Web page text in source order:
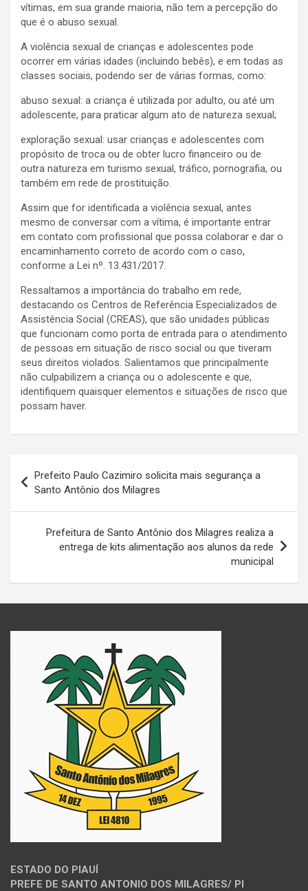
vítimas, em sua grande maioria, não tem a percepção do
que é o abuso sexual.
A violência sexual de crianças e adolescentes pode
ocorrer em várias idades (incluindo bebês), e em todas as
classes sociais, podendo ser de várias formas, como:
abuso sexual: a criança é utilizada por adulto, ou até um
adolescente, para praticar algum ato de natureza sexual;
exploração sexual: usar crianças e adolescentes com
propósito de troca ou de obter lucro financeiro ou de
outra natureza em turismo sexual, tráfico, pornografia, ou
também em rede de prostituição.
Assim que for identificada a violência sexual, antes
mesmo de conversar com a vítima, é importante entrar
em contato com profissional que possa colaborar e dar o
encaminhamento correto de acordo com o caso,
conforme a Lei nº. 13.431/2017.
Ressaltamos a importância do trabalho em rede,
destacando os Centros de Referência Especializados de
Assistência Social (CREAS), que são unidades públicas
que funcionam como porta de entrada para o atendimento
de pessoas em situação de risco social ou que tiveram
seus direitos violados. Salientamos que principalmente
não culpabilizem a criança ou o adolescente e que,
identifiquem quaisquer elementos e situações de risco que
possam haver.
de
Post
Prefeito Paulo Cazimiro solicita mais segurança a
Santo Antônio dos Milagres
Prefeitura de Santo Antônio dos Milagres realiza a
entrega de kits alimentação aos alunos da rede
municipal
ESTADO DO PIAUÍ
PREFE DE SANTO ANTONIO DOS MILAGRES/ PI